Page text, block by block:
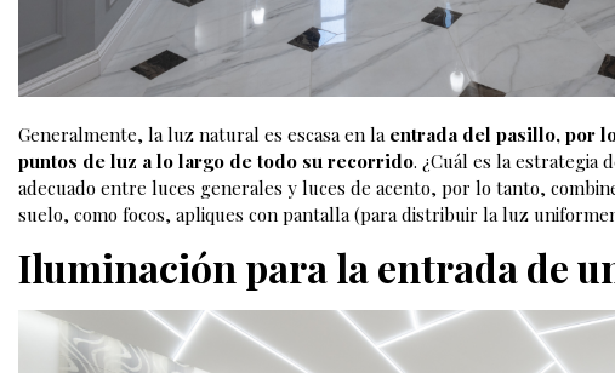
Generalmente, la luz natural es escasa en la entrada del pasillo, por
puntos de luz a lo largo de todo su recorrido. ¿Cuál es la estrategia
adecuado entre luces generales y luces de acento, por lo tanto,
suelo, como focos, apliques con pantalla (para distribuir la luz
Iluminación para la entrada de